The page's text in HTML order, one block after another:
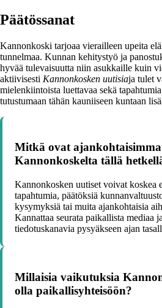
Päätössanat
Kannonkoski tarjoaa vierailleen upeita
tunnelmaa. Kunnan kehitystyö ja
hyvää tulevaisuutta niin asukkaille kuin
aktiivisesti Kannonkosken uutisiaja tulet
mielenkiintoista luettavaa sekä
tutustumaan tähän kauniiseen kuntaan
Mitkä ovat
Kannonkoskelta tällä
Kannonkosken uutiset voivat koskea
tapahtumia, päätöksiä
kysymyksiä tai muita ajankohtaisia
Kannattaa seurata paikallista mediaa
tiedotuskanavia pysyäkseen ajan
Millaisia vaikutuksia
olla paikallisyhteisöön?